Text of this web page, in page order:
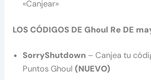
«Canjear»
LOS CÓDIGOS DE Ghoul Re DE
SorryShutdown – Canjea tu
Puntos Ghoul(NUEVO)